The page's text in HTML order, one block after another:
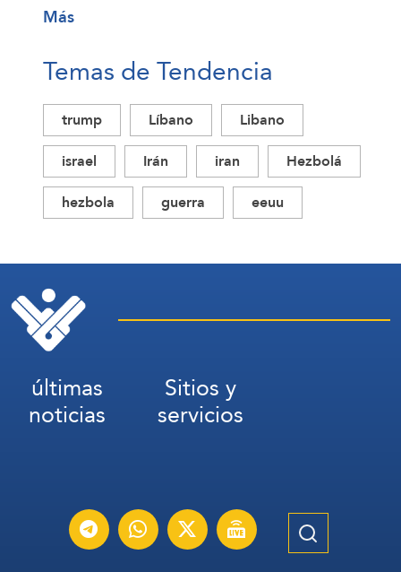
Más
Temas de Tendencia
trump Líbano
Libano
israel
Irán iran
Hezbolá
hezbola
guerra eeuu
últimas
noticias
Sitios y
servicios